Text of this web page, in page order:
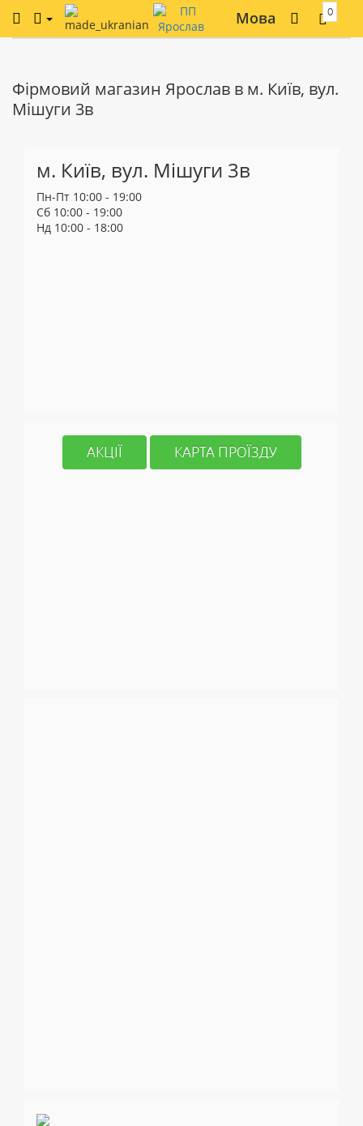
Мова 0
Фірмовий магазин Ярослав в м. Київ, вул.
Мішуги 3в
м. Київ, вул. Мішуги 3в
Пн-Пт 10:00 - 19:00
Сб 10:00 - 19:00
Нд 10:00 - 18:00
АКЦІЇ КАРТА ПРОЇЗДУ